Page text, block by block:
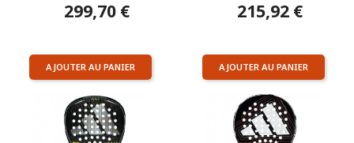
299,70 €
AJOUTER AU PANIER
215,92 €
AJOUTER AU PANIER